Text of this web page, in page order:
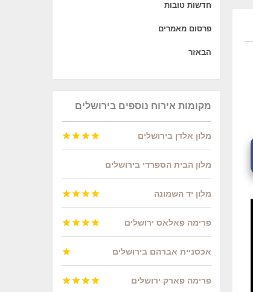
מקומות אירוח נוספים בירושלים
מלון אלדן בירושלים 



מלון הבית הספרדי בירושלים
מלון יד השמונה 



פרימה פאלאס ירושלים 



אכסניית אברהם בירושלים 
פרימה פארק ירושלים 



חדשות טובות
פרסום מאמרים
הבאזר